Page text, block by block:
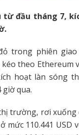
từ đầu tháng 7,
trong phiên
theo Ethereum
hoạt làn sóng
qua.
trường, rơi xuống
110.441 USD